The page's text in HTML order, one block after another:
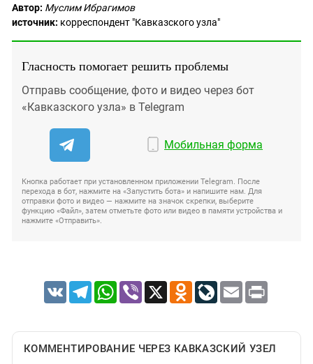
Автор: Муслим Ибрагимов
источник: корреспондент "Кавказского узла"
Гласность помогает решить проблемы
Отправь сообщение, фото и видео через бот
«Кавказского узла» в Telegram
Мобильная форма
Кнопка работает при установленном приложении Telegram. После
перехода в бот, нажмите на «Запустить бота» и напишите нам. Для
отправки фото и видео — нажмите на значок скрепки, выберите
функцию «Файл», затем отметьте фото или видео в памяти устройства и
нажмите «Отправить».
VK TelegramWhatsApp
Viber X Odnoklassniki
LiveJournal
Email Print
КОММЕНТИРОВАНИЕ ЧЕРЕЗ КАВКАЗСКИЙ УЗЕЛ